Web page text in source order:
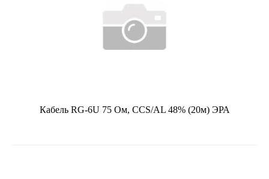
Кабель RG-6U 75 Ом, CCS/AL 48% (20м) ЭРА